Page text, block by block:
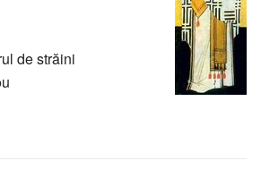
de străini